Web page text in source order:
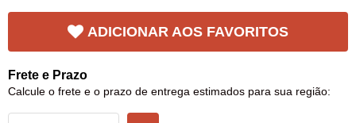
ADICIONAR AOS FAVORITOS
Frete e Prazo
Calcule o frete e o prazo de entrega estimados para sua região: